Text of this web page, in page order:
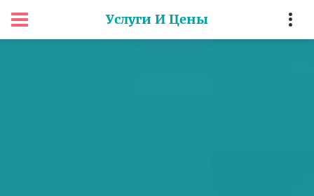
Услуги И Цены